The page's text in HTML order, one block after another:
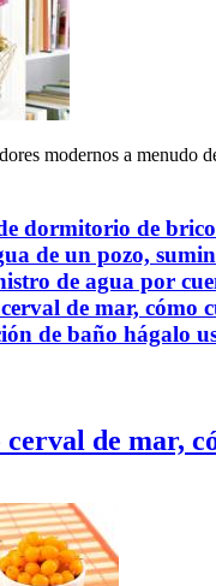
modernos a menudo
dormitorio de
de un pozo,
de agua por
de mar, cómo
de baño hágalo
cerval de mar,